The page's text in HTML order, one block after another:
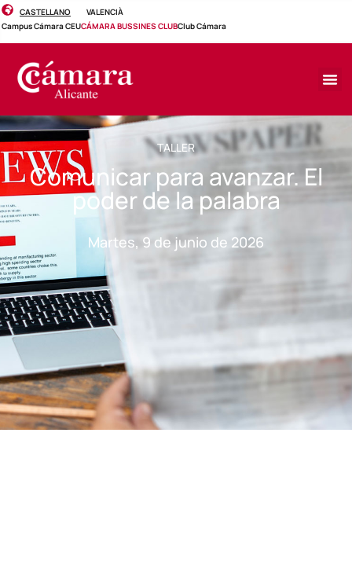
CASTELLANO
VALENCIÀ
Campus Cámara CEUCÁMARA BUSSINES CLUBClub Cámara
TALLER
Comunicar para avanzar. El
poder de la palabra
Martes, 9 de junio de 2026